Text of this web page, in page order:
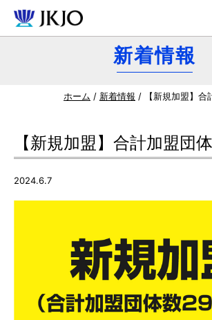
新着情報
ホーム / 新着情報 / 【新規加盟】合
【新規加盟】合計加盟団
2024.6.7